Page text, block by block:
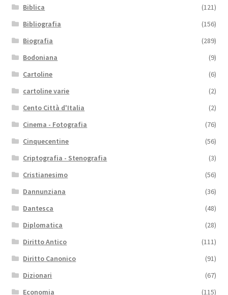
Biblica
(121)
Bibliografia
(156)
Biografia
(289)
Bodoniana
(9)
Cartoline
(6)
cartoline varie
(2)
Cento Città d'Italia
(2)
Cinema - Fotografia
(76)
Cinquecentine
(56)
Criptografia - Stenografia
(3)
Cristianesimo
(56)
Dannunziana
(36)
Dantesca
(48)
Diplomatica
(28)
Diritto Antico
(111)
Diritto Canonico
(91)
Dizionari
(67)
Economia
(115)